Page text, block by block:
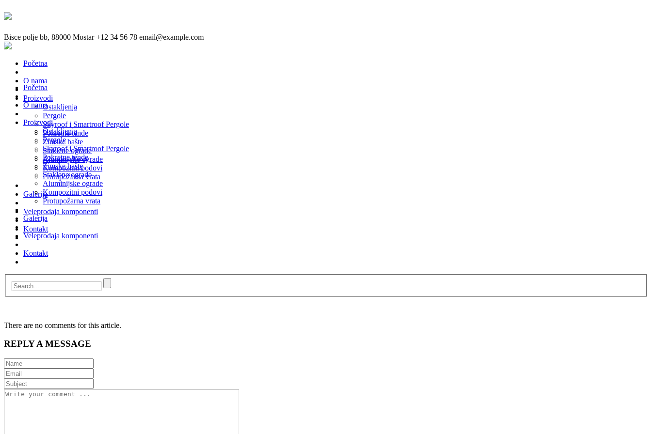
Bisce polje bb, 88000 Mostar +12 34 56 78 email@example.com
Početna
O nama
Proizvodi
Ostakljenja
Pergole
Skyroof i Smartroof Pergole
Pokretne tende
Zimske bašte
Staklene ograde
Aluminijske ograde
Kompozitni podovi
Protupožarna vrata
Galerija
Veleprodaja komponenti
Kontakt
Početna
O nama
Proizvodi
Ostakljenja
Pergole
Skyroof i Smartroof Pergole
Pokretne tende
Zimske bašte
Staklene ograde
Aluminijske ograde
Kompozitni podovi
Protupožarna vrata
Galerija
Veleprodaja komponenti
Kontakt
There are no comments for this article.
REPLY A MESSAGE